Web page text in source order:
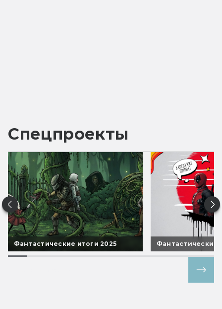
Спецпроекты
Фантастические итоги 2025 Фантастические